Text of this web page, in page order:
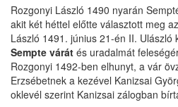
Rozgonyi László 1490 nyarán
akit két héttel előtte választott meg
László 1491. június 21-én II. Ulászló
Sempte várát és uradalmát
Rozgonyi 1492-ben elhunyt, a vár
Erzsébetnek a kezével Kanizsai
oklevél szerint Kanizsai zálogban